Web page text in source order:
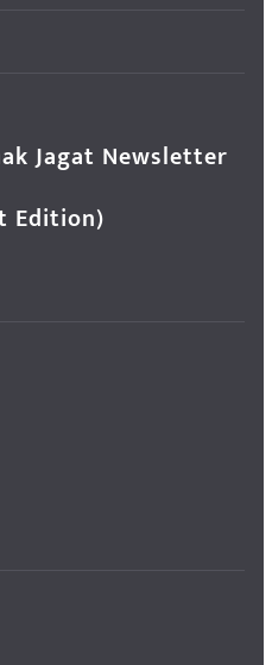
Jagat Newsletter
Edition)